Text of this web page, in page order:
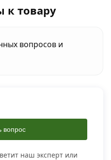
к товару
вопросов и
вопрос
наш эксперт или